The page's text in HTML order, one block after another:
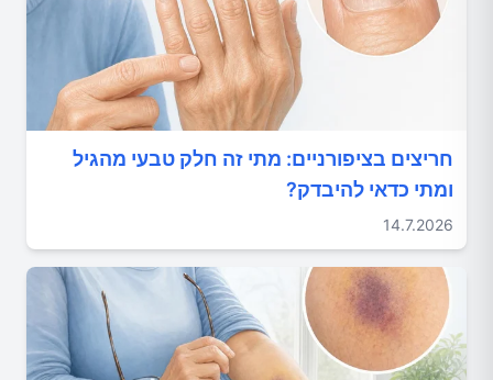
חריצים בציפורניים: מתי זה חלק טבעי מהגיל
ומתי כדאי להיבדק?
14.7.2026